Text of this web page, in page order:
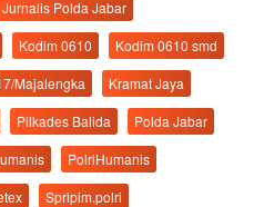
Jurnalis Polda Jabar
Kodim 0610
Kodim 0610 smd
Majalengka
Kramat Jaya
Pilkades Balida
Polda Jabar
PolriHumanis
Spripim.polri